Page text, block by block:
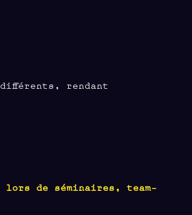
différents, rendant
de séminaires, team-